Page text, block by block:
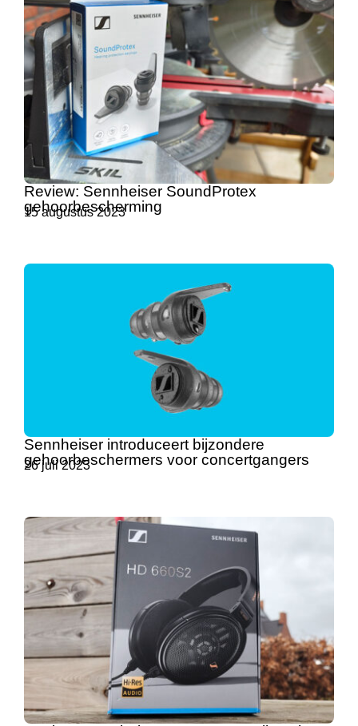
Review: Sennheiser SoundProtex
gehoorbescherming
15 augustus 2023
Sennheiser introduceert bijzondere
gehoorbeschermers voor concertgangers
26 juli 2023